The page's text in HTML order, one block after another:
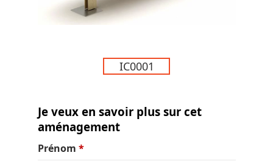
IC0001
Je veux en savoir plus sur cet
aménagement
Prénom *